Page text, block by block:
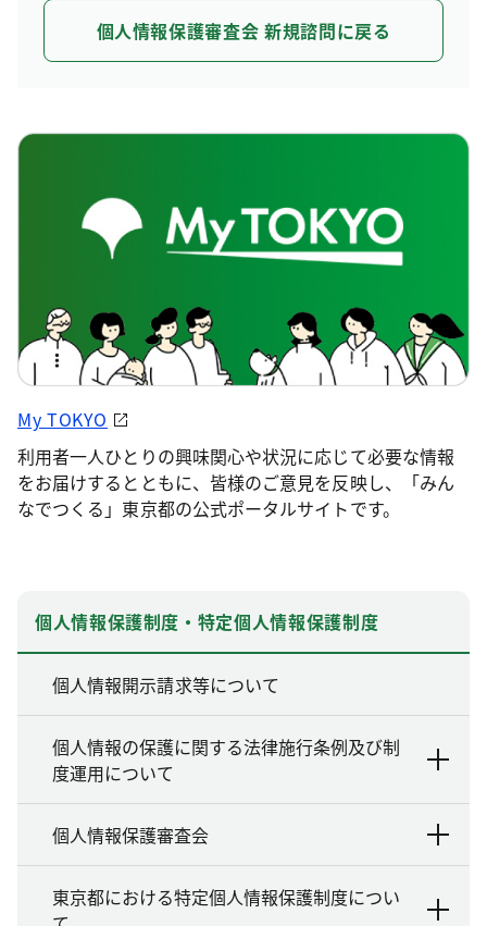
個人情報保護審査会 新規諮問に戻る
My TOKYO
利用者一人ひとりの興味関心や状況に応じて必要な情報
をお届けするとともに、皆様のご意見を反映し、「みん
なでつくる」東京都の公式ポータルサイトです。
個人情報保護制度・特定個人情報保護制度
個人情報開示請求等について
個人情報の保護に関する法律施行条例及び制
度運用について
個人情報保護審査会
東京都における特定個人情報保護制度につい